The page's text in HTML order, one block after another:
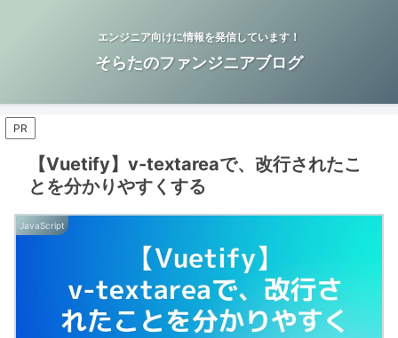
エンジニア向けに情報を発信しています！
そらたのファンジニアブログ
PR
【Vuetify】v-textareaで、改行されたこ
とを分かりやすくする
JavaScript